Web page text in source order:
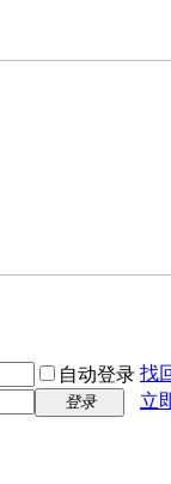
自动登录 找
登录
立